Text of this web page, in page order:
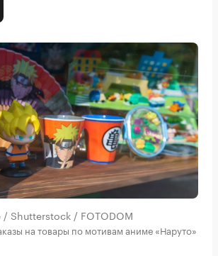
Shutterstock / FOTODOM
на товары по мотивам аниме «Наруто»